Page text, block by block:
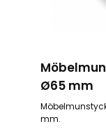
Ø65 mm
mm.